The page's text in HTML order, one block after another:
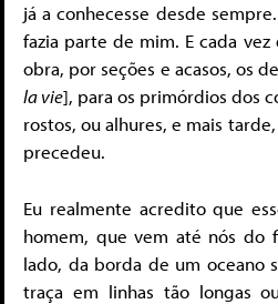
já a conhecesse desde
fazia parte de mim. E cada vez
obra, por seções e acasos, os
la vie], para os primórdios dos
rostos, ou alhures, e mais
precedeu.
Eu realmente acredito que
homem, que vem até nós do
lado, da borda de um oceano
traça em linhas tão longas